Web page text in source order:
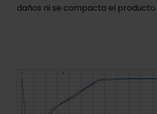
daños ni se compacta el producto.